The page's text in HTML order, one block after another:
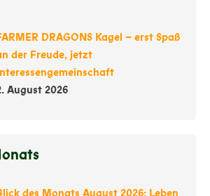
DRAGONS Kagel – erst Spaß
der Freude, jetzt
August 2026
des Monats August 2026: Leben